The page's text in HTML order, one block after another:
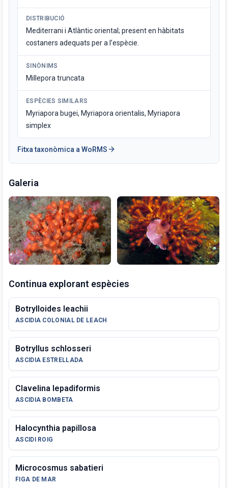
DISTRIBUCIÓ
Mediterrani i Atlàntic oriental; present en hàbitats
costaners adequats per a l’espècie.
SINÒNIMS
Millepora truncata
ESPÈCIES SIMILARS
Myriapora bugei, Myriapora orientalis, Myriapora
simplex
Fitxa taxonòmica a WoRMS arrow_forward
Galeria
Continua explorant espècies
Botrylloides leachii
ASCIDIA COLONIAL DE LEACH
Botryllus schlosseri
ASCIDIA ESTRELLADA
Clavelina lepadiformis
ASCIDIA BOMBETA
Halocynthia papillosa
ASCIDI ROIG
Microcosmus sabatieri
FIGA DE MAR